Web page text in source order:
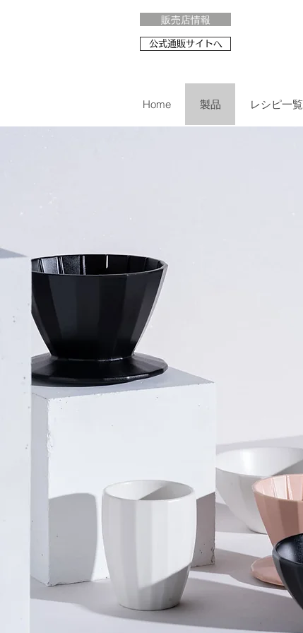
販売店情報
公式通販サイトへ
Home 製品 レシピ一覧